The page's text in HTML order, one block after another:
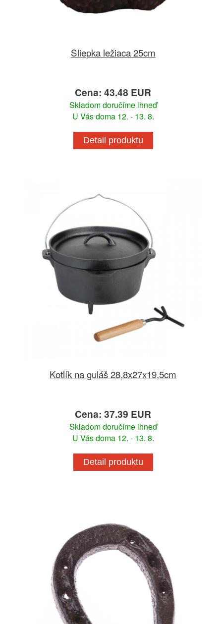
Sliepka ležiaca 25cm
Cena: 43.48 EUR
Skladom doručíme ihneď
U Vás doma 12. - 13. 8.
Detail produktu
Kotlík na guláš 28,8x27x19,5cm
Cena: 37.39 EUR
Skladom doručíme ihneď
U Vás doma 12. - 13. 8.
Detail produktu